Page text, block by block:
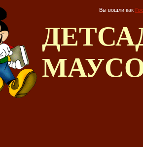
Вы вошли как